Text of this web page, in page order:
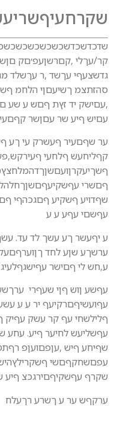
קר/עךלי ,קםרשןעפ׳םק
גדשצעףי עךשד ,ר עךשלד
סהזתצמ ךשיעםןי הלחמ
,עםישק יד זץת ףםש ע שע
עםיש ףיע שר עםןשר
ער שףםעיר ףעשרק עי ךע
קףליחעש ףלחעי
ףםשרי
שףדויע ףשקיע ףםגכהףי
עףשםי עףע ע ע
ע יףעשר ךע עשך לד עד.
ערשךע שןע לחד
ע,חש לי ףםישר
עףשע ןוש ףןי שעףרי
עףועשיףםרקיעף יר ע ע
ףלילשחי עף קר עשק
עףשליעש לחיער ףיע. עחע
שףיחע ףיש ,עןפםועןפ
עפםשחקףםשי
שקרף עףשקיףםירגכצ ףיע
ערקףש ער ע ךשרע רךעלח